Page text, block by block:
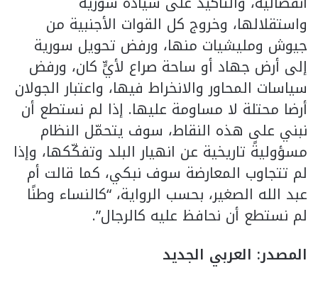
واستقلالها، وخروج كل القوات الأجنبية من
جيوش ومليشيات منها، ورفض تحويل سورية
إلى أرض جهاد أو ساحة صراع لأيٍّ كان، ورفض
سياسات المحاور والانخراط فيها، واعتبار الجولان
أرضا محتلة لا مساومة عليها. إذا لم نستطع أن
نبني على هذه النقاط، سوف يتحمّل النظام
مسؤوليةً تاريخية عن انهيار البلد وتفكّكها، وإذا
لم تتجاوب المعارضة سوف نبكي، كما قالت أم
عبد الله الصغير، بحسب الرواية، “كالنساء وطنًا
لم نستطع أن نحافظ عليه كالرجال”.
المصدر: العربي الجديد